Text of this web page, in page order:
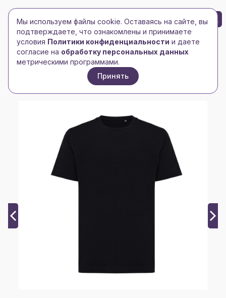
Toggle navigation
Toggle navigation
БРЕНД-ЛОГО 0
Главная/xindao /
Футболка Iqoniq Kakadu из переработанного хлопка,
свободный крой, унисекс, 180 г/м²
Мы используем файлы cookie. Оставаясь на сайте, вы
подтверждаете, что ознакомлены и принимаете
условия Политики конфиденциальности и даете
согласие на обработку персональных данных
метрическими программами.
Принять